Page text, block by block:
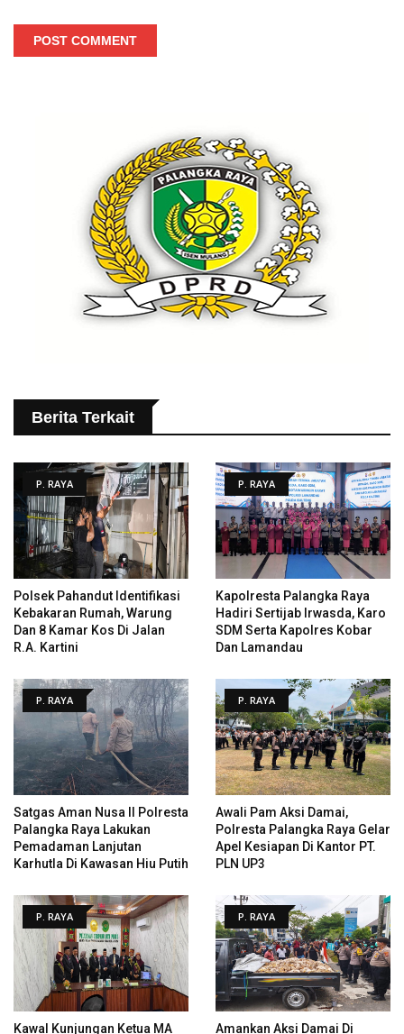
POST COMMENT
Berita Terkait
P. RAYA
Polsek Pahandut Identifikasi
Kebakaran Rumah, Warung
Dan 8 Kamar Kos Di Jalan
R.A. Kartini
P. RAYA
Kapolresta Palangka Raya
Hadiri Sertijab Irwasda, Karo
SDM Serta Kapolres Kobar
Dan Lamandau
P. RAYA
Satgas Aman Nusa II Polresta
Palangka Raya Lakukan
Pemadaman Lanjutan
Karhutla Di Kawasan Hiu Putih
P. RAYA
Awali Pam Aksi Damai,
Polresta Palangka Raya Gelar
Apel Kesiapan Di Kantor PT.
PLN UP3
P. RAYA
Kawal Kunjungan Ketua MA
P. RAYA
Amankan Aksi Damai Di